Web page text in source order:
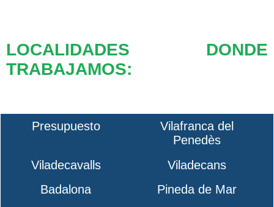
LOCALIDADES DONDE
TRABAJAMOS:
Presupuesto
Vilafranca del
Penedès
Viladecavalls
Viladecans
Badalona
Pineda de Mar